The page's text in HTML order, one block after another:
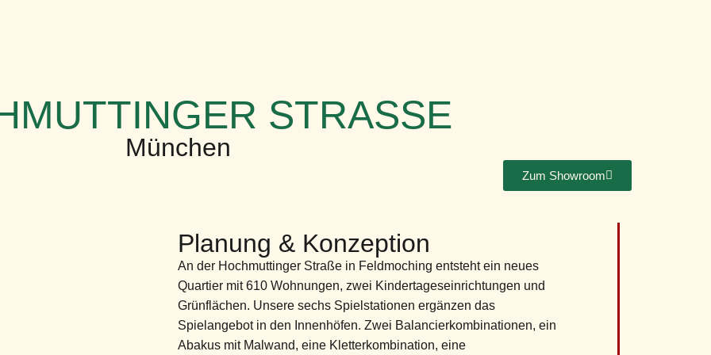
STRASSE
München
Zum Showroom
Planung & Konzeption
An der Hochmuttinger Straße in Feldmoching entsteht ein neues
Quartier mit 610 Wohnungen, zwei Kindertageseinrichtungen und
Grünflächen. Unsere sechs Spielstationen ergänzen das
Spielangebot in den Innenhöfen. Zwei Balancierkombinationen, ein
Abakus mit Malwand, eine Kletterkombination, eine